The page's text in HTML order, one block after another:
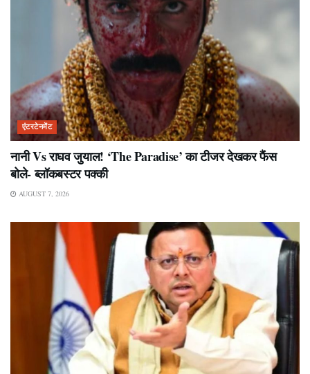
एंटरटेनमेंट
नानी Vs राघव जुयाल! ‘The Paradise’ का टीजर देखकर फैंस
बोले- ब्लॉकबस्टर पक्की
AUGUST 7, 2026